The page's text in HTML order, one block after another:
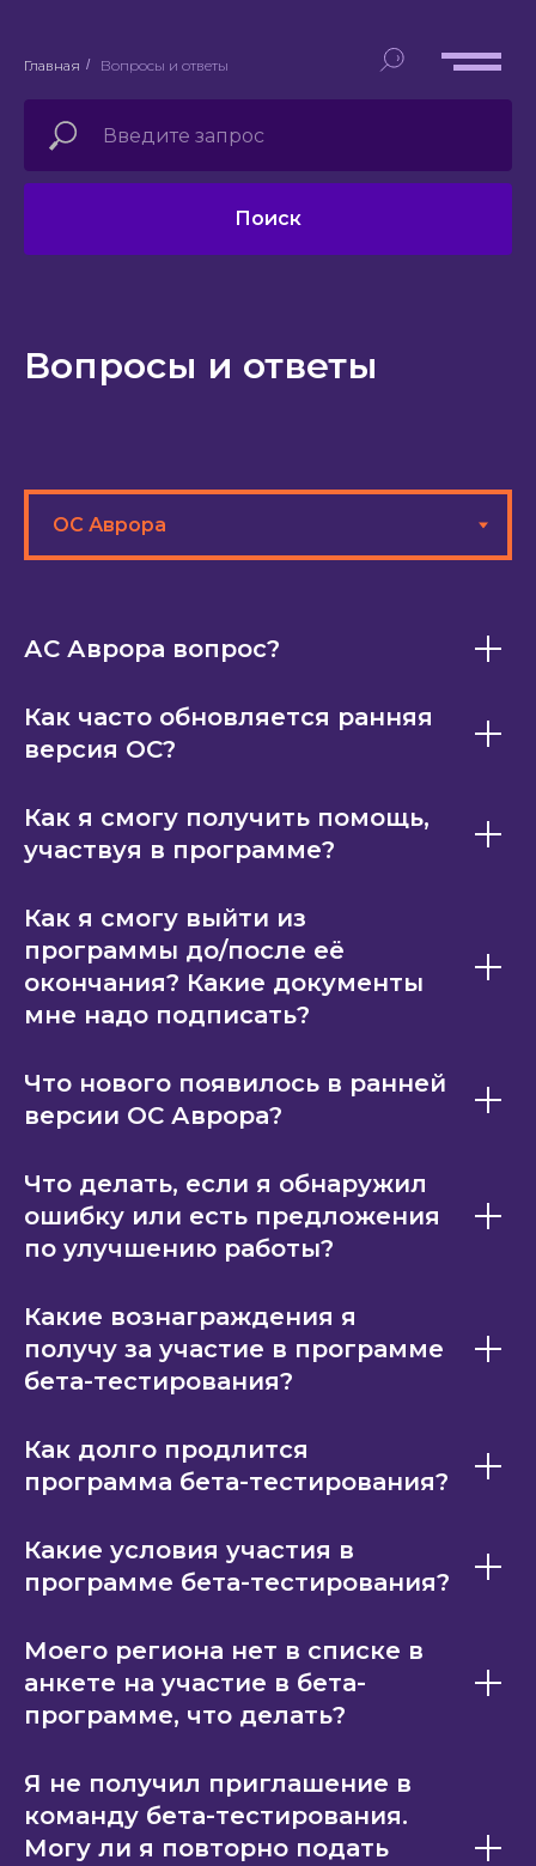
Главная / Вопросы и ответы
Поиск
Вопросы и ответы
АС Аврора вопрос?
Как часто обновляется ранняя
версия ОС?
Как я смогу получить помощь,
участвуя в программе?
Как я смогу выйти из
программы до/после её
окончания? Какие документы
мне надо подписать?
Что нового появилось в ранней
версии ОС Аврора?
Что делать, если я обнаружил
ошибку или есть предложения
по улучшению работы?
Какие вознаграждения я
получу за участие в программе
бета-тестирования?
Как долго продлится
программа бета-тестирования?
Какие условия участия в
программе бета-тестирования?
Моего региона нет в списке в
анкете на участие в бета-
программе, что делать?
Я не получил приглашение в
команду бета-тестирования.
Могу ли я повторно подать